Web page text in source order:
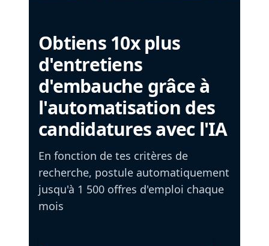
Obtiens 10x plus
d'entretiens
d'embauche grâce à
l'automatisation des
candidatures avec l'IA
En fonction de tes critères de
recherche, postule automatiquement
jusqu'à 1 500 offres d'emploi chaque
mois